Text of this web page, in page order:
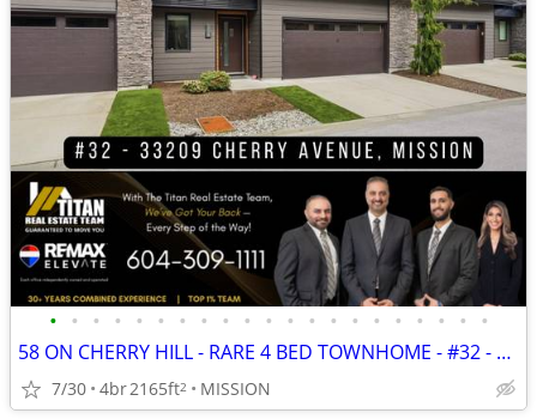
• • • • • • • • • • • • • • • • • • • • •
58 ON CHERRY HILL - RARE 4 BED TOWNHOME - #32 - 33209 CHERRY AVE
7/30 4br2165ft2 MISSION